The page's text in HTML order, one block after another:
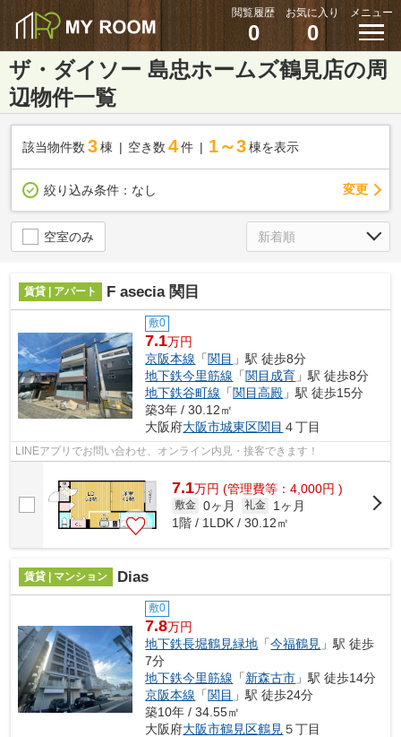
閲覧履歴
0
お気に入り
0
メニュー
ザ・ダイソー 島忠ホームズ鶴見店の周
辺物件一覧
該当物件数 3棟 空き数 4 件 1～3 棟を表示
絞り込み条件： なし 変更
空室のみ
賃貸 | アパート F asecia 関目
敷0
7.1万円
京阪本線 「関目 」駅 徒歩8分
地下鉄今里筋線 「関目成育 」駅 徒歩8分
地下鉄谷町線 「関目高殿 」駅 徒歩15分
築3年 / 30.12㎡
大阪府大阪市城東区関目 ４丁目
LINEアプリでお問い合わせ、オンライン内見・接客できます！
7.1万円 (管理費等：4,000円 )
敷金 0ヶ月 礼金
1ヶ月
1階 / 1LDK / 30.12㎡
賃貸 | マンション Dias
敷0
7.8万円
地下鉄長堀鶴見緑地 「今福鶴見 」駅 徒歩
7分
地下鉄今里筋線 「新森古市 」駅 徒歩14分
京阪本線 「関目 」駅 徒歩24分
築10年 / 34.55㎡
大阪府大阪市鶴見区鶴見 ５丁目